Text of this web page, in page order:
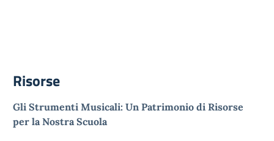
Risorse
Gli Strumenti Musicali: Un Patrimonio di Risorse
per la Nostra Scuola